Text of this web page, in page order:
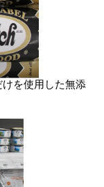
を使用した無添